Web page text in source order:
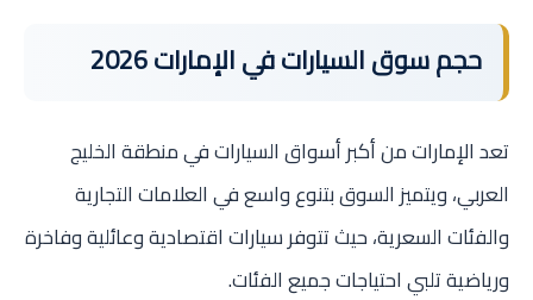
حجم سوق السيارات في الإمارات 2026
تعد الإمارات من أكبر أسواق السيارات في منطقة الخليج
العربي، ويتميز السوق بتنوع واسع في العلامات التجارية
والفئات السعرية، حيث تتوفر سيارات اقتصادية وعائلية وفاخرة
ورياضية تلبي احتياجات جميع الفئات.